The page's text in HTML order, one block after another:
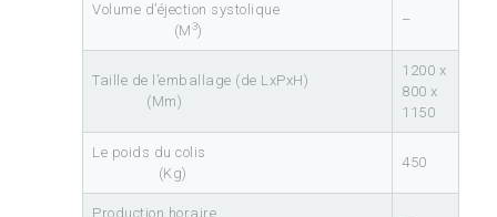
Volume d’éjection systolique
(M3)
–
Taille de l’emballage (de LxPxH)
(Mm)
1200 x
800 x
1150
Le poids du colis
(Kg)
450
Production horaire